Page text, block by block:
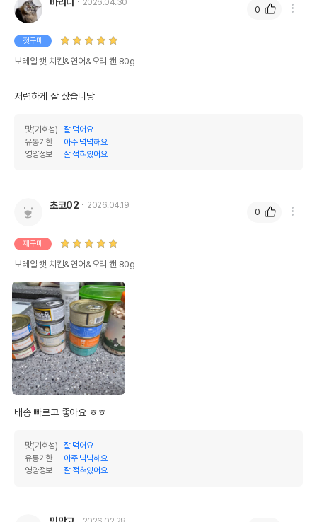
2026.04.30
첫구매
보레알 캣 치킨&연어&오리 캔 80g
저렴하게 잘 샀습니당
맛(기호성)
잘 먹어요
유통기한
아주 넉넉해요
영양정보
잘 적혀있어요
0
초코02 2026.04.19
재구매
보레알 캣 치킨&연어&오리 캔 80g
배송 빠르고 좋아요 ㅎㅎ
맛(기호성)
잘 먹어요
유통기한
아주 넉넉해요
영양정보
잘 적혀있어요
0